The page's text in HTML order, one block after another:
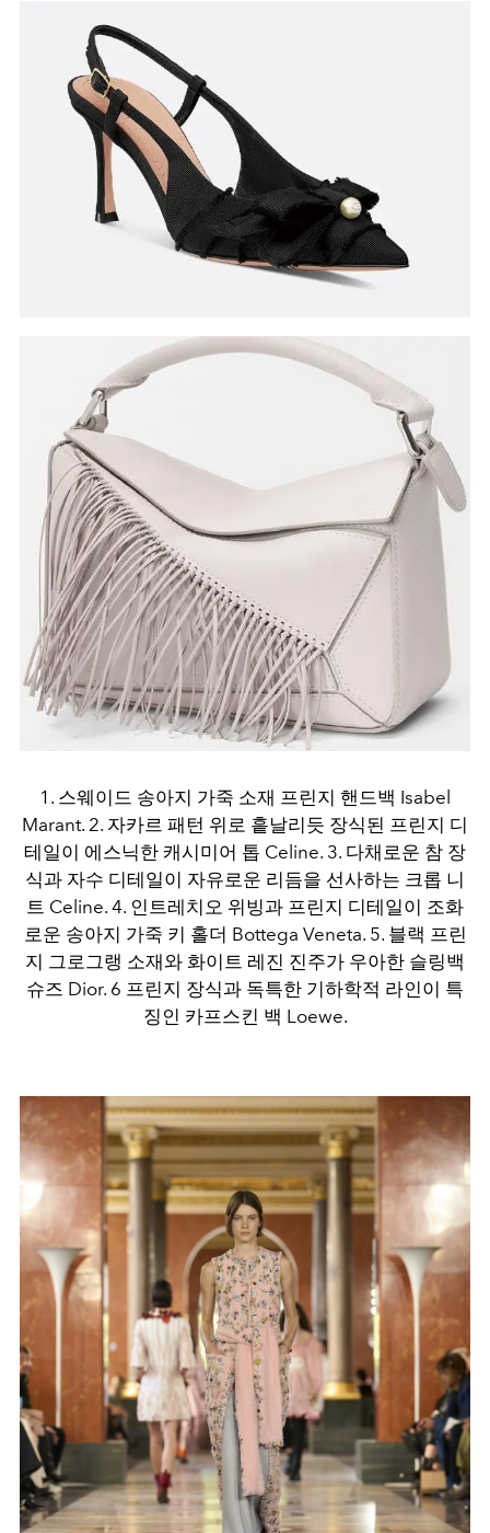
1. 스웨이드 송아지 가죽 소재 프린지 핸드백 Isabel
Marant. 2. 자카르 패턴 위로 흩날리듯 장식된 프린지 디
테일이 에스닉한 캐시미어 톱 Celine. 3. 다채로운 참 장
식과 자수 디테일이 자유로운 리듬을 선사하는 크롭 니
트 Celine. 4. 인트레치오 위빙과 프린지 디테일이 조화
로운 송아지 가죽 키 홀더 Bottega Veneta. 5. 블랙 프린
지 그로그랭 소재와 화이트 레진 진주가 우아한 슬링백
슈즈 Dior. 6 프린지 장식과 독특한 기하학적 라인이 특
징인 카프스킨 백 Loewe.